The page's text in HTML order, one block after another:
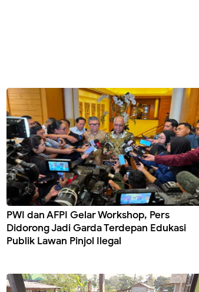
PWI dan AFPI Gelar Workshop, Pers
Didorong Jadi Garda Terdepan Edukasi
Publik Lawan Pinjol Ilegal